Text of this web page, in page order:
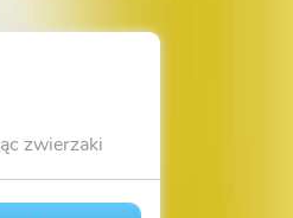
zwierzaki